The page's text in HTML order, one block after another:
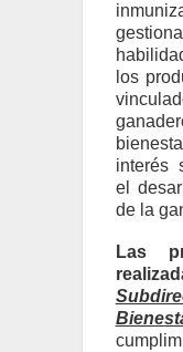
los
interés
el
de la
Las